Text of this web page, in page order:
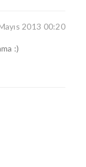
2013 00:20
:)